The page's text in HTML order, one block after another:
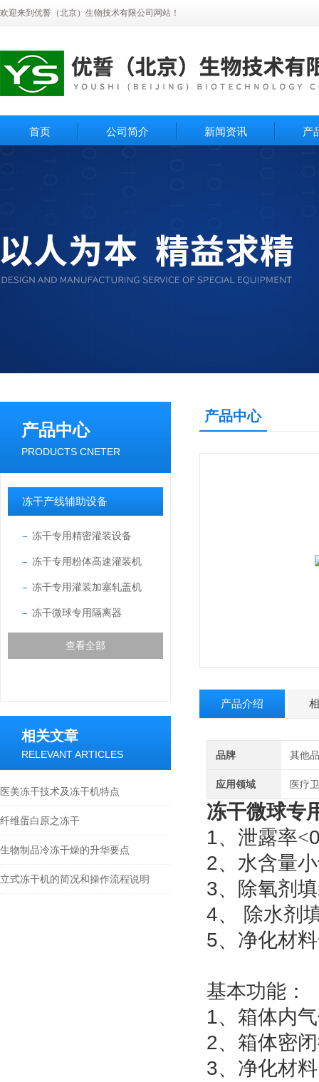
欢迎来到优誓（北京）生物技术有限公司网站！
首页 公司简介 新闻资讯 产
产品中心
PRODUCTS CNETER
冻干产线辅助设备
冻干专用精密灌装设备
冻干专用粉体高速灌装机
冻干专用灌装加塞轧盖机
冻干微球专用隔离器
查看全部
相关文章
RELEVANT ARTICLES
医美冻干技术及冻干机特点
纤维蛋白原之冻干
生物制品冷冻干燥的升华要点
立式冻干机的简况和操作流程说明
产品中心
产品介绍
品牌 其他
应用领域 医疗
冻干微球专
1、泄露率<
2、水含量
3、除氧剂
4、
除水剂
5、净化材
基本功能：
1、箱体内
2、箱体密
3、净化材